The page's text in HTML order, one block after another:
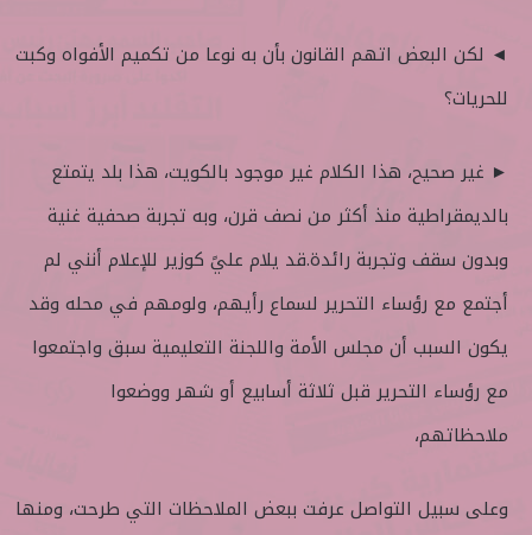
◄ لكن البعض اتهم القانون بأن به نوعا من تكميم الأفواه وكبت
للحريات؟
► غير صحيح، هذا الكلام غير موجود بالكويت، هذا بلد يتمتع
بالديمقراطية منذ أكثر من نصف قرن، وبه تجربة صحفية غنية
وبدون سقف وتجربة رائدة.قد يلام عليً كوزير للإعلام أنني لم
أجتمع مع رؤساء التحرير لسماع رأيهم، ولومهم في محله وقد
يكون السبب أن مجلس الأمة واللجنة التعليمية سبق واجتمعوا
مع رؤساء التحرير قبل ثلاثة أسابيع أو شهر ووضعوا
ملاحظاتهم،
وعلى سبيل التواصل عرفت ببعض الملاحظات التي طرحت، ومنها